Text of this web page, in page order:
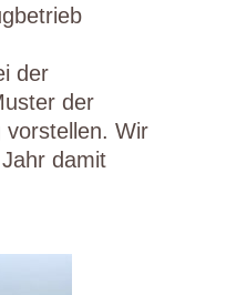
der
der
vorstellen. Wir
damit